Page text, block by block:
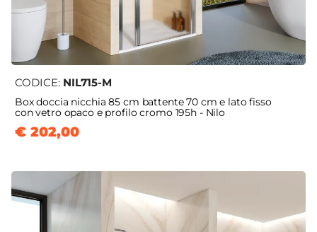
CODICE: NIL715-M
Box doccia nicchia 85 cm battente 70 cm e lato fisso
con vetro opaco e profilo cromo 195h - Nilo
€ 202,00